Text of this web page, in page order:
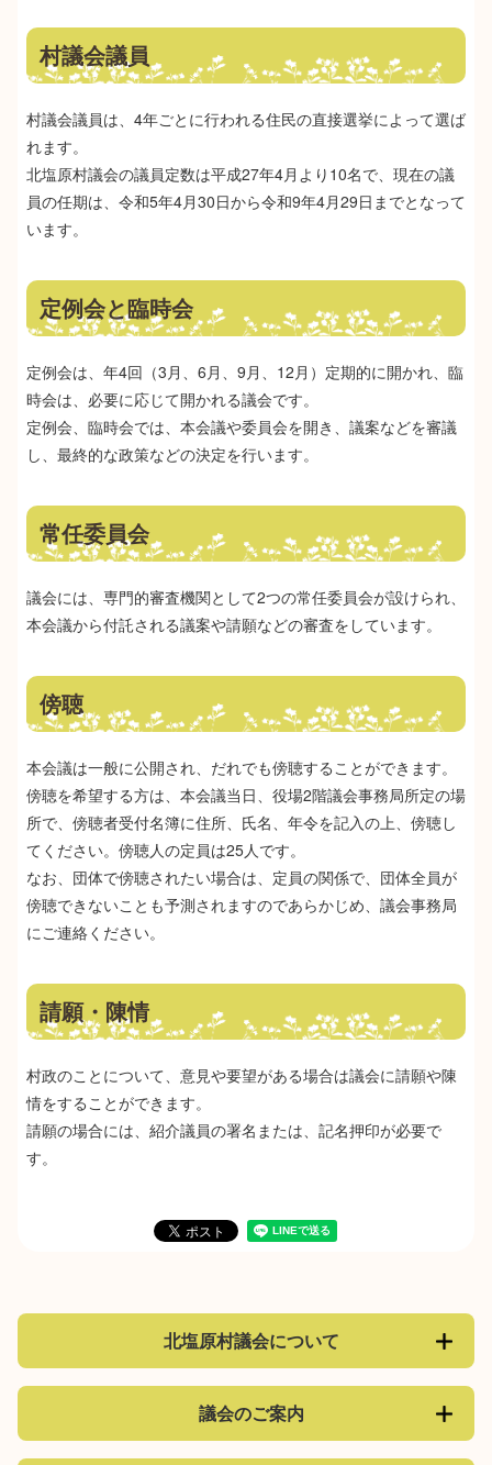
村議会議員
村議会議員は、4年ごとに行われる住民の直接選挙によって選ば
れます。
北塩原村議会の議員定数は平成27年4月より10名で、現在の議
員の任期は、令和5年4月30日から令和9年4月29日までとなって
います。
定例会と臨時会
定例会は、年4回（3月、6月、9月、12月）定期的に開かれ、臨
時会は、必要に応じて開かれる議会です。
定例会、臨時会では、本会議や委員会を開き、議案などを審議
し、最終的な政策などの決定を行います。
常任委員会
議会には、専門的審査機関として2つの常任委員会が設けられ、
本会議から付託される議案や請願などの審査をしています。
傍聴
本会議は一般に公開され、だれでも傍聴することができます。
傍聴を希望する方は、本会議当日、役場2階議会事務局所定の場
所で、傍聴者受付名簿に住所、氏名、年令を記入の上、傍聴し
てください。傍聴人の定員は25人です。
なお、団体で傍聴されたい場合は、定員の関係で、団体全員が
傍聴できないことも予測されますのであらかじめ、議会事務局
にご連絡ください。
請願・陳情
村政のことについて、意見や要望がある場合は議会に請願や陳
情をすることができます。
請願の場合には、紹介議員の署名または、記名押印が必要で
す。
北塩原村議会について
議会のご案内